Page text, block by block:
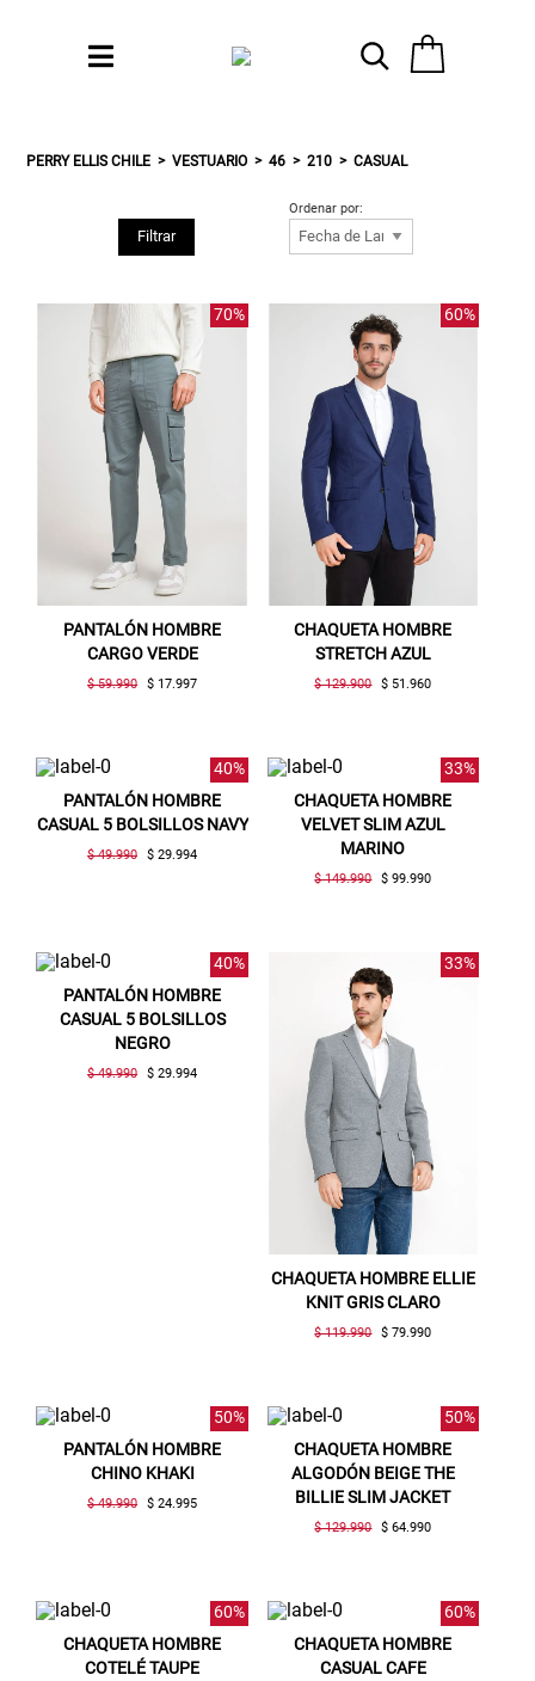
PERRY ELLIS CHILE VESTUARIO 46 210 CASUAL
Filtrar
Ordenar por:
70%
PANTALÓN HOMBRE
CARGO VERDE
$ 59.990 $ 17.997
60%
CHAQUETA HOMBRE
STRETCH AZUL
$ 129.900 $ 51.960
40%
PANTALÓN HOMBRE
CASUAL 5 BOLSILLOS NAVY
$ 49.990 $ 29.994
33%
CHAQUETA HOMBRE
VELVET SLIM AZUL
MARINO
$ 149.990 $ 99.990
40%
PANTALÓN HOMBRE
CASUAL 5 BOLSILLOS
NEGRO
$ 49.990 $ 29.994
33%
CHAQUETA HOMBRE ELLIE
KNIT GRIS CLARO
$ 119.990 $ 79.990
50%
PANTALÓN HOMBRE
CHINO KHAKI
$ 49.990 $ 24.995
50%
CHAQUETA HOMBRE
ALGODÓN BEIGE THE
BILLIE SLIM JACKET
$ 129.990 $ 64.990
60%
CHAQUETA HOMBRE
COTELÉ TAUPE
60%
CHAQUETA HOMBRE
CASUAL CAFE
Aquí esta tu cupón, usalo en tu siguiente
compra. Valido por 72 hrs.